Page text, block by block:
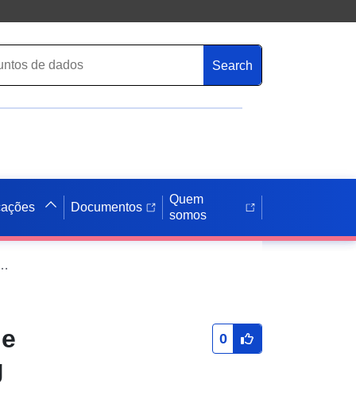
Search
Documentos
Quem
somos
de desenvolvimento entre Steige e Ulrichweg
0